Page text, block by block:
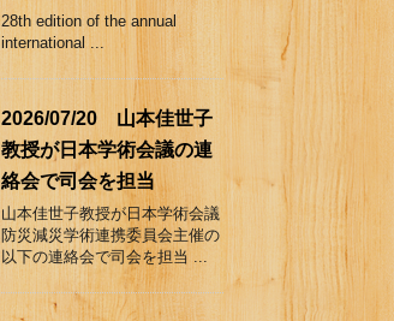
28th edition of the annual
international ...
2026/07/20 山本佳世子
教授が日本学術会議の連
絡会で司会を担当
山本佳世子教授が日本学術会議
防災減災学術連携委員会主催の
以下の連絡会で司会を担当 ...